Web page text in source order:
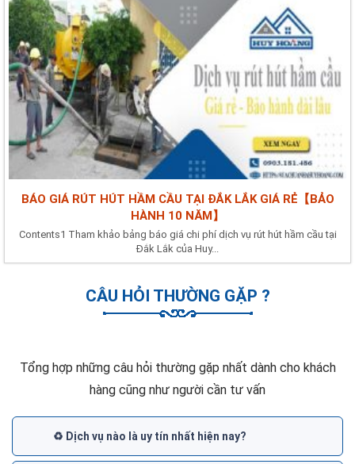
BÁO GIÁ RÚT HÚT HẦM CẦU TẠI ĐẮK LẮK GIÁ RẺ【BẢO
HÀNH 10 NĂM】
Contents1 Tham khảo bảng báo giá chi phí dịch vụ rút hút hầm cầu tại
Đắk Lắk của Huy...
CÂU HỎI THƯỜNG GẶP ?
Tổng hợp những câu hỏi thường gặp nhất dành cho khách
hàng cũng như người cần tư vấn
♻️ Dịch vụ nào là uy tín nhất hiện nay?